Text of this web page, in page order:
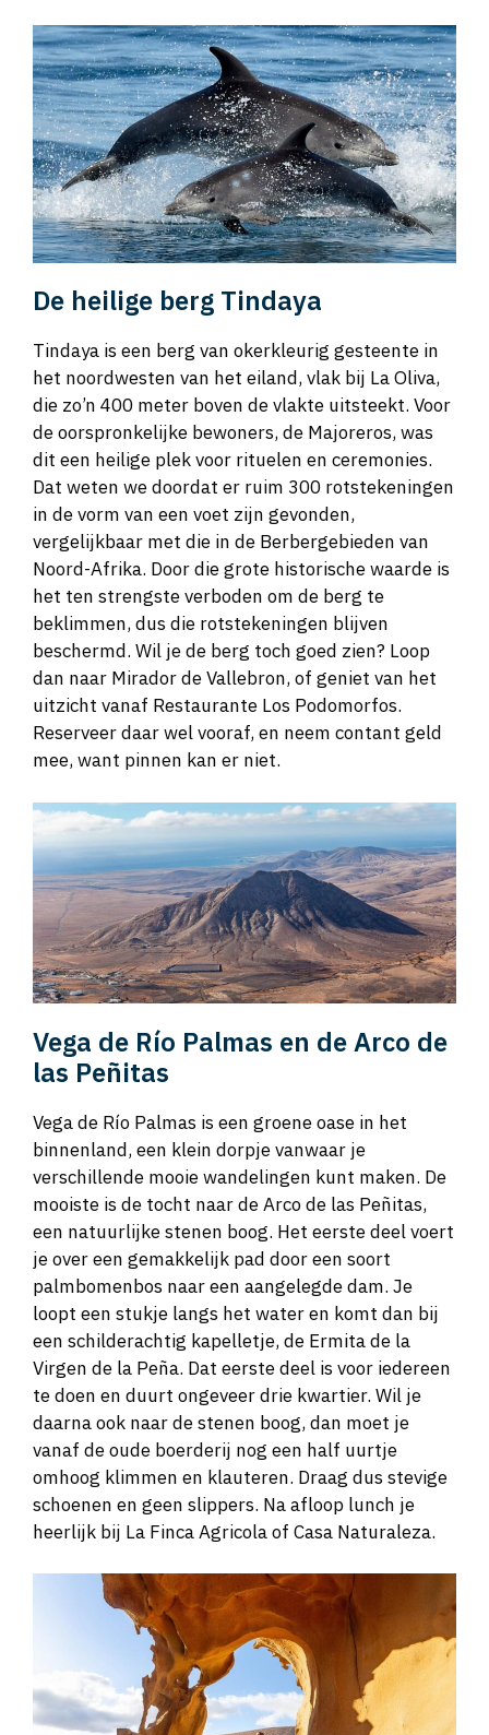
De heilige berg Tindaya
Tindaya is een berg van okerkleurig gesteente in
het noordwesten van het eiland, vlak bij La Oliva,
die zo’n 400 meter boven de vlakte uitsteekt. Voor
de oorspronkelijke bewoners, de Majoreros, was
dit een heilige plek voor rituelen en ceremonies.
Dat weten we doordat er ruim 300 rotstekeningen
in de vorm van een voet zijn gevonden,
vergelijkbaar met die in de Berbergebieden van
Noord-Afrika. Door die grote historische waarde is
het ten strengste verboden om de berg te
beklimmen, dus die rotstekeningen blijven
beschermd. Wil je de berg toch goed zien? Loop
dan naar Mirador de Vallebron, of geniet van het
uitzicht vanaf Restaurante Los Podomorfos.
Reserveer daar wel vooraf, en neem contant geld
mee, want pinnen kan er niet.
Vega de Río Palmas en de Arco de
las Peñitas
Vega de Río Palmas is een groene oase in het
binnenland, een klein dorpje vanwaar je
verschillende mooie wandelingen kunt maken. De
mooiste is de tocht naar de Arco de las Peñitas,
een natuurlijke stenen boog. Het eerste deel voert
je over een gemakkelijk pad door een soort
palmbomenbos naar een aangelegde dam. Je
loopt een stukje langs het water en komt dan bij
een schilderachtig kapelletje, de Ermita de la
Virgen de la Peña. Dat eerste deel is voor iedereen
te doen en duurt ongeveer drie kwartier. Wil je
daarna ook naar de stenen boog, dan moet je
vanaf de oude boerderij nog een half uurtje
omhoog klimmen en klauteren. Draag dus stevige
schoenen en geen slippers. Na afloop lunch je
heerlijk bij La Finca Agricola of Casa Naturaleza.